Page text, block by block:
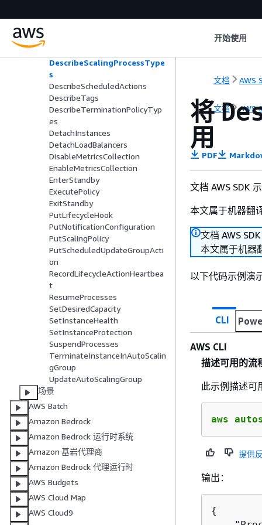
开始使用
DescribeScalingProcessType
s
DescribeScheduledActions
DescribeTags
DescribeTerminationPolicyTyp
es
DetachInstances
DetachLoadBalancers
DisableMetricsCollection
EnableMetricsCollection
EnterStandby
ExecutePolicy
ExitStandby
PutLifecycleHook
PutNotificationConfiguration
PutScalingPolicy
PutScheduledUpdateGroupActi
on
RecordLifecycleActionHeartbea
t
ResumeProcesses
SetDesiredCapacity
SetInstanceHealth
SetInstanceProtection
SuspendProcesses
TerminateInstanceInAutoScalin
gGroup
UpdateAutoScalingGroup
场景
AWS Batch
Amazon Bedrock
Amazon Bedrock 运行时系统
Amazon 基岩代理商
Amazon Bedrock 代理运行时
AWS Budgets
AWS Cloud Map
AWS Cloud9
文档 AWS
文档 AWS
将
用
PDF
文档 AWS SDK
本文属于机器翻
文档 AWS
本文属于机器
以下代码示例演
CLI
AWS CLI
描述可用的流
此示例描述可
aws
提供
输出：
{